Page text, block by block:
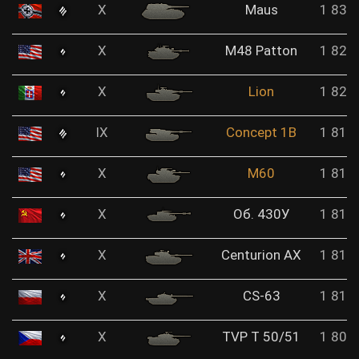
X Maus 1
X M48 Patton 1
X Lion 1
IX Concept 1B 1
X M60 1
X Об. 430У 1
X Centurion AX 1
X CS-63 1
X TVP T 50/51 1